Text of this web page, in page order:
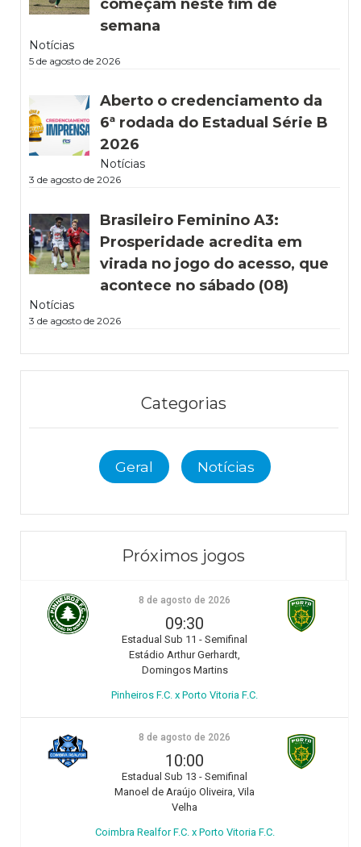
começam neste fim de
semana
Notícias
5 de agosto de 2026
Aberto o credenciamento da
6ª rodada do Estadual Série B
2026
Notícias
3 de agosto de 2026
Brasileiro Feminino A3:
Prosperidade acredita em
virada no jogo do acesso, que
acontece no sábado (08)
Notícias
3 de agosto de 2026
Categorias
Geral Notícias
Próximos jogos
8 de agosto de 2026
09:30
Estadual Sub 11 - Semifinal
Estádio Arthur Gerhardt,
Domingos Martins
Pinheiros F.C. x Porto Vitoria F.C.
8 de agosto de 2026
10:00
Estadual Sub 13 - Semifinal
Manoel de Araújo Oliveira, Vila
Velha
Coimbra Realfor F.C. x Porto Vitoria F.C.